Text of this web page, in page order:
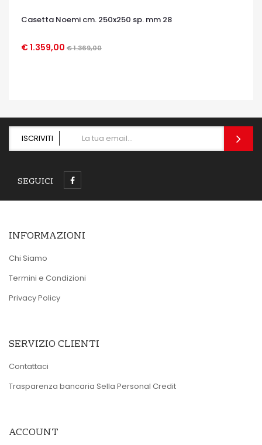
Casetta Noemi cm. 250x250 sp. mm 28
€ 1.359,00 € 1.369,00
OCCHIATA VELOCE
ISCRIVITI
SEGUICI
INFORMAZIONI
Chi Siamo
Termini e Condizioni
Privacy Policy
SERVIZIO CLIENTI
Contattaci
Trasparenza bancaria Sella Personal Credit
ACCOUNT